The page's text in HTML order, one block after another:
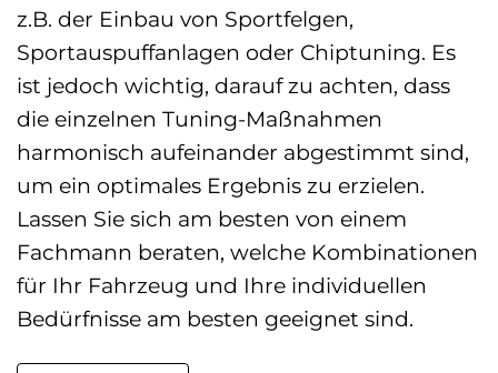
z.B. der Einbau von Sportfelgen,
Sportauspuffanlagen oder Chiptuning. Es
ist jedoch wichtig, darauf zu achten, dass
die einzelnen Tuning-Maßnahmen
harmonisch aufeinander abgestimmt sind,
um ein optimales Ergebnis zu erzielen.
Lassen Sie sich am besten von einem
Fachmann beraten, welche Kombinationen
für Ihr Fahrzeug und Ihre individuellen
Bedürfnisse am besten geeignet sind.